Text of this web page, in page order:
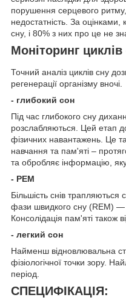
порушення серцевого
недостатність. За
сну, і 80% з них про це не
Моніторинг циклів
Точний аналіз циклів сну
регенерації організму вночі.
- глибокий сон
Під час глибокого сну
розслабляються. Цей етап
фізичних навантажень. Це
навчання та пам'яті –
та обробляє інформацію,
- РЕМ
Більшість снів
фази швидкого сну (REM) —
Консолідація пам'яті також
- легкий сон
Найменш відновлювальна
фізіологічної точки зору.
період.
СПЕЦИФІКАЦІЯ: